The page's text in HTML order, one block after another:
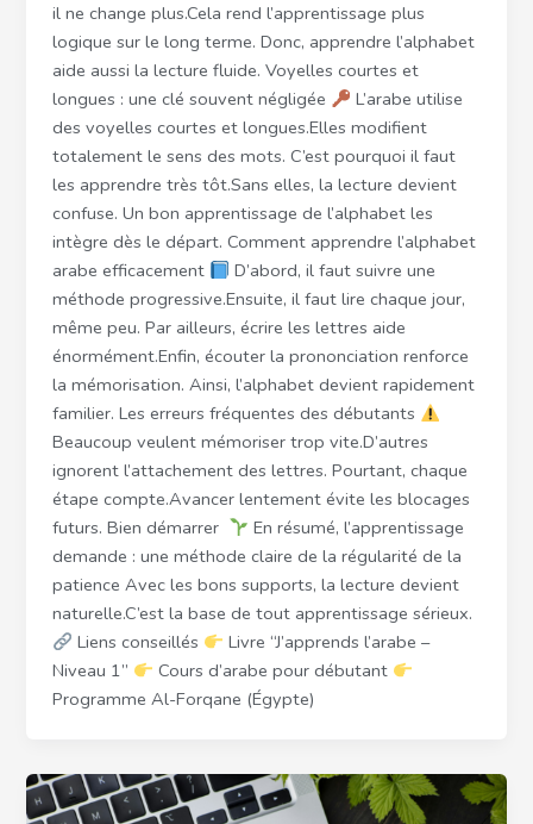
il ne change plus.Cela rend l’apprentissage plus
logique sur le long terme. Donc, apprendre l’alphabet
aide aussi la lecture fluide. Voyelles courtes et
longues : une clé souvent négligée
L’arabe utilise
des voyelles courtes et longues.Elles modifient
totalement le sens des mots. C’est pourquoi il faut
les apprendre très tôt.Sans elles, la lecture devient
confuse. Un bon apprentissage de l’alphabet les
intègre dès le départ. Comment apprendre l’alphabet
arabe efficacement
D’abord, il faut suivre une
méthode progressive.Ensuite, il faut lire chaque jour,
même peu. Par ailleurs, écrire les lettres aide
énormément.Enfin, écouter la prononciation renforce
la mémorisation. Ainsi, l’alphabet devient rapidement
familier. Les erreurs fréquentes des débutants
Beaucoup veulent mémoriser trop vite.D’autres
ignorent l’attachement des lettres. Pourtant, chaque
étape compte.Avancer lentement évite les blocages
futurs. Bien démarrer
En résumé, l’apprentissage
demande : une méthode claire de la régularité de la
patience Avec les bons supports, la lecture devient
naturelle.C’est la base de tout apprentissage sérieux.
Liens conseillés
Livre “J’apprends l’arabe –
Niveau 1”
Cours d’arabe pour débutant
Programme Al-Forqane (Égypte)